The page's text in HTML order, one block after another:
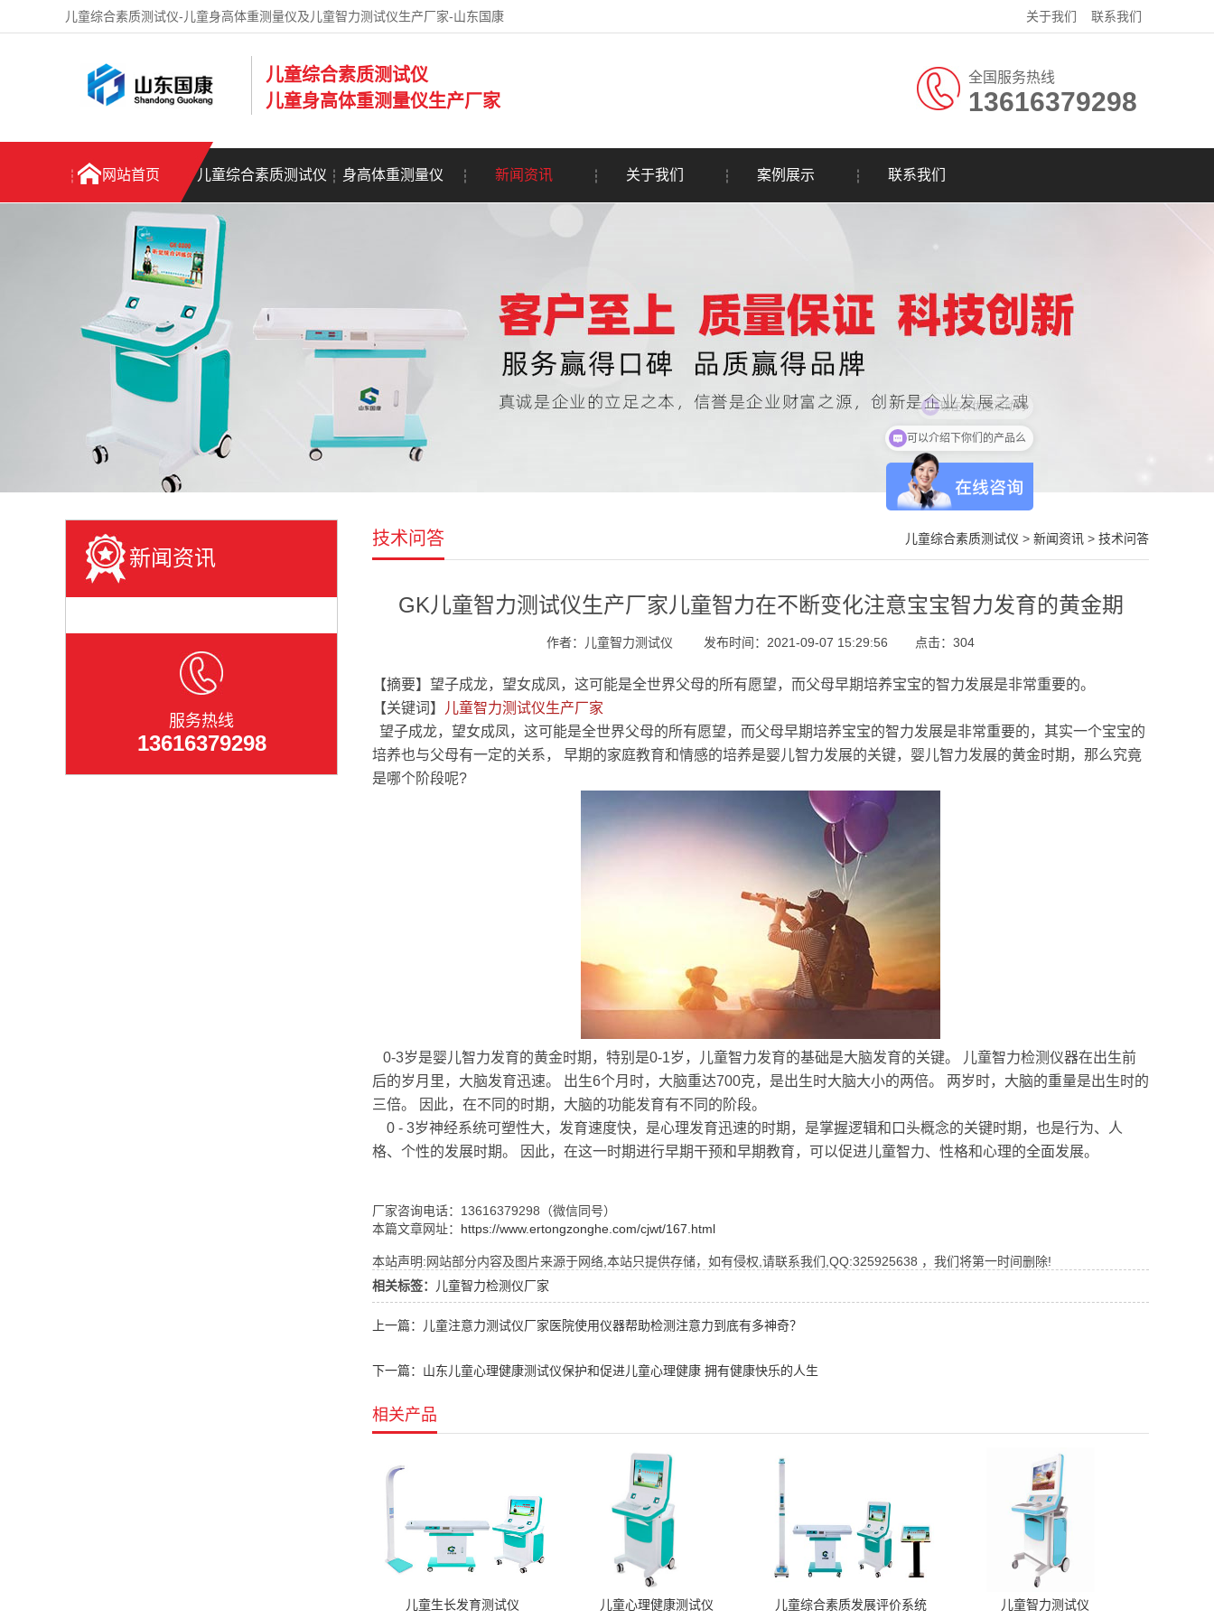
儿童综合素质测试仪-儿童身高体重测量仪及儿童智力测试仪生产厂家-山东国康 关于我们 联系我们
儿童综合素质测试仪
儿童身高体重测量仪生产厂家
全国服务热线
13616379298
网站首页 儿童综合素质测试仪 身高体重测量仪 新闻资讯 关于我们 案例展示 联系我们
新闻资讯
服务热线
13616379298
技术问答 儿童综合素质测试仪 > 新闻资讯 > 技术问答
GK儿童智力测试仪生产厂家儿童智力在不断变化注意宝宝智力发育的黄金期
作者：儿童智力测试仪 发布时间：2021-09-07 15:29:56 点击： 304
【摘要】望子成龙，望女成凤，这可能是全世界父母的所有愿望，而父母早期培养宝宝的智力发展是非常重要的。
【关键词】
儿童智力测试仪生产厂家
望子成龙，望女成凤，这可能是全世界父母的所有愿望，而父母早期培养宝宝的智力发展是非常重要的，其实一个宝宝的
培养也与父母有一定的关系， 早期的家庭教育和情感的培养是婴儿智力发展的关键，婴儿智力发展的黄金时期，那么究竟
是哪个阶段呢?
0-3岁是婴儿智力发育的黄金时期，特别是0-1岁，儿童智力发育的基础是大脑发育的关键。 儿童智力检测仪器在出生前
后的岁月里，大脑发育迅速。 出生6个月时，大脑重达700克，是出生时大脑大小的两倍。 两岁时，大脑的重量是出生时的
三倍。 因此，在不同的时期，大脑的功能发育有不同的阶段。
0 - 3岁神经系统可塑性大，发育速度快，是心理发育迅速的时期，是掌握逻辑和口头概念的关键时期，也是行为、人
格、个性的发展时期。 因此，在这一时期进行早期干预和早期教育，可以促进儿童智力、性格和心理的全面发展。
厂家咨询电话：13616379298（微信同号）
本篇文章网址： https://www.ertongzonghe.com/cjwt/167.html
本站声明:网站部分内容及图片来源于网络,本站只提供存储，如有侵权,请联系我们,QQ:325925638 ，我们将第一时间删除!
相关标签：
儿童智力检测仪厂家
上一篇：儿童注意力测试仪厂家医院使用仪器帮助检测注意力到底有多神奇？
下一篇：山东儿童心理健康测试仪保护和促进儿童心理健康 拥有健康快乐的人生
相关产品
儿童生长发育测试仪 儿童心理健康测试仪 儿童综合素质发展评价系统 儿童智力测试仪
可以介绍下你们的产品么
现在有优惠活动吗